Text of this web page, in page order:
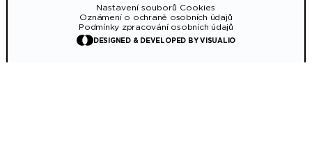
Nastavení souborů Cookies
Oznámení o ochraně osobních údajů
Podmínky zpracování osobních údajů
DESIGNED & DEVELOPED BY VISUALIO